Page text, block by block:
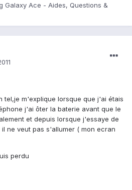
Galaxy Ace - Aides, Questions &
tel,je m'explique lorsque que j'ai étais
j'ai ôter la baterie avant que le
et depuis lorsque j'essaye de
ne veut pas s'allumer ( mon ecran
perdu